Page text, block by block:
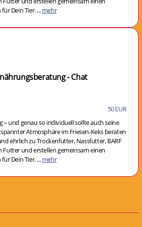
Dein Tier. ...mehr
- Chat
50 EUR
– und genau so individuell sollte auch seine
Atmosphäre im Friesen-Keks beraten
ehrlich zu Trockenfutter, Nassfutter, BARF
und erstellen gemeinsam einen
Dein Tier. ...mehr